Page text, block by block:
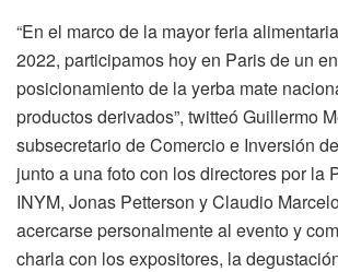
“En el marco de la mayor feria
2022, participamos hoy en Paris de un
posicionamiento de la yerba mate
productos derivados”, twitteó Guillermo
subsecretario de Comercio e Inversión
junto a una foto con los directores por la
INYM, Jonas Petterson y Claudio
acercarse personalmente al evento y
charla con los expositores, la